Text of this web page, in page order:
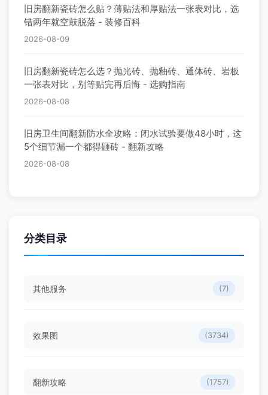
旧房翻新瓷砖怎么贴？薄贴法和厚贴法一张表对比，选
错两年就空鼓脱落 - 装修百科
2026-08-09
旧房翻新瓷砖怎么选？抛光砖、抛釉砖、通体砖、岩板
一张表对比，别等贴完再后悔 - 选购指南
2026-08-08
旧房卫生间翻新防水全攻略：闭水试验要做48小时，这
5个细节漏一个都得砸砖 - 翻新攻略
2026-08-08
分类目录
其他服务 (7)
效果图 (3734)
翻新攻略 (1757)